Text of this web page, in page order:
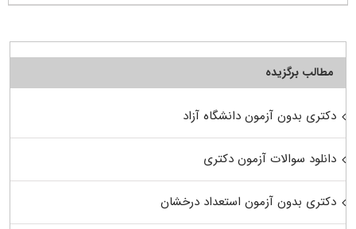
مطالب برگزیده
دکتری بدون آزمون دانشگاه آزاد
دانلود سوالات آزمون دکتری
دکتری بدون آزمون استعداد درخشان